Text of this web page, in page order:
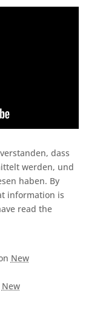
dass
werden, und
haben. By
information is
read the
New
New